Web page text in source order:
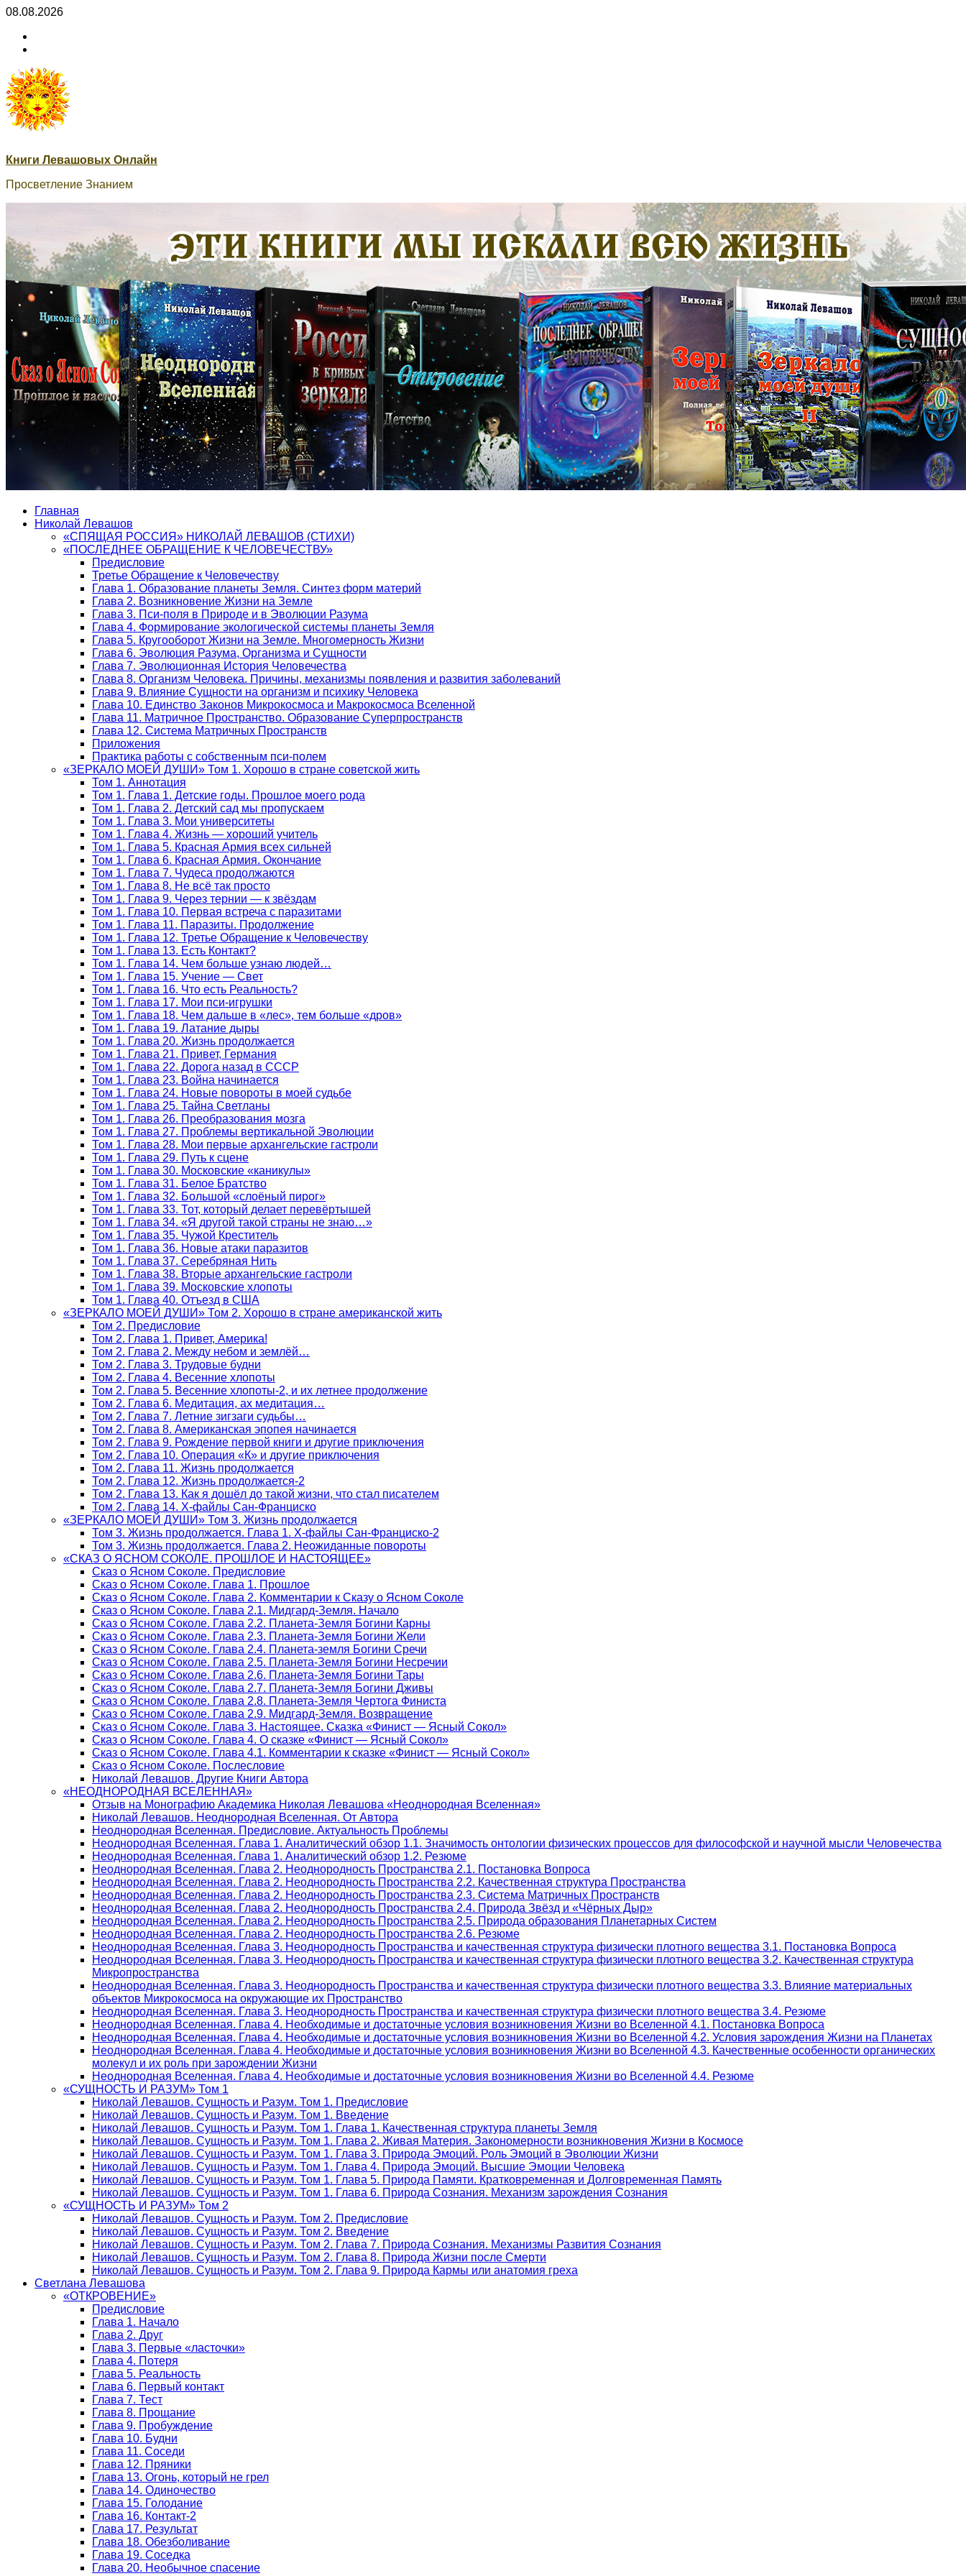
Skip
content
08.08.2026
Книги Левашовых Онлайн
Просветление Знанием
Главная
Николай Левашов
«СПЯЩАЯ РОССИЯ» НИКОЛАЙ ЛЕВАШОВ (СТИХИ)
«ПОСЛЕДНЕЕ ОБРАЩЕНИЕ К ЧЕЛОВЕЧЕСТВУ»
Предисловие
Третье Обращение к Человечеству
Глава 1. Образование планеты Земля. Синтез форм материй
Глава 2. Возникновение Жизни на Земле
Глава 3. Пси-поля в Природе и в Эволюции Разума
Глава 4. Формирование экологической системы планеты Земля
Глава 5. Кругооборот Жизни на Земле. Многомерность Жизни
Глава 6. Эволюция Разума, Организма и Сущности
Глава 7. Эволюционная История Человечества
Глава 8. Организм Человека. Причины, механизмы появления и развития заболеваний
Глава 9. Влияние Сущности на организм и психику Человека
Глава 10. Единство Законов Микрокосмоса и Макрокосмоса Вселенной
Глава 11. Матричное Пространство. Образование Суперпространств
Глава 12. Система Матричных Пространств
Приложения
Практика работы с собственным пси-полем
«ЗЕРКАЛО МОЕЙ ДУШИ» Том 1. Хорошо в стране советской жить
Том 1. Аннотация
Том 1. Глава 1. Детские годы. Прошлое моего рода
Том 1. Глава 2. Детский сад мы пропускаем
Том 1. Глава 3. Мои университеты
Том 1. Глава 4. Жизнь — хороший учитель
Том 1. Глава 5. Красная Армия всех сильней
Том 1. Глава 6. Красная Армия. Окончание
Том 1. Глава 7. Чудеса продолжаются
Том 1. Глава 8. Не всё так просто
Том 1. Глава 9. Через тернии — к звёздам
Том 1. Глава 10. Первая встреча с паразитами
Том 1. Глава 11. Паразиты. Продолжение
Том 1. Глава 12. Третье Обращение к Человечеству
Том 1. Глава 13. Есть Контакт?
Том 1. Глава 14. Чем больше узнаю людей…
Том 1. Глава 15. Учение — Свет
Том 1. Глава 16. Что есть Реальность?
Том 1. Глава 17. Мои пси-игрушки
Том 1. Глава 18. Чем дальше в «лес», тем больше «дров»
Том 1. Глава 19. Латание дыры
Том 1. Глава 20. Жизнь продолжается
Том 1. Глава 21. Привет, Германия
Том 1. Глава 22. Дорога назад в СССР
Том 1. Глава 23. Война начинается
Том 1. Глава 24. Новые повороты в моей судьбе
Том 1. Глава 25. Тайна Светланы
Том 1. Глава 26. Преобразования мозга
Том 1. Глава 27. Проблемы вертикальной Эволюции
Том 1. Глава 28. Мои первые архангельские гастроли
Том 1. Глава 29. Путь к сцене
Том 1. Глава 30. Московские «каникулы»
Том 1. Глава 31. Белое Братство
Том 1. Глава 32. Большой «слоёный пирог»
Том 1. Глава 33. Тот, который делает перевёртышей
Том 1. Глава 34. «Я другой такой страны не знаю…»
Том 1. Глава 35. Чужой Креститель
Том 1. Глава 36. Новые атаки паразитов
Том 1. Глава 37. Серебряная Нить
Том 1. Глава 38. Вторые архангельские гастроли
Том 1. Глава 39. Московские хлопоты
Том 1. Глава 40. Отъезд в США
«ЗЕРКАЛО МОЕЙ ДУШИ» Том 2. Хорошо в стране американской жить
Том 2. Предисловие
Том 2. Глава 1. Привет, Америка!
Том 2. Глава 2. Между небом и землёй…
Том 2. Глава 3. Трудовые будни
Том 2. Глава 4. Весенние хлопоты
Том 2. Глава 5. Весенние хлопоты-2, и их летнее продолжение
Том 2. Глава 6. Медитация, ах медитация…
Том 2. Глава 7. Летние зигзаги судьбы…
Том 2. Глава 8. Американская эпопея начинается
Том 2. Глава 9. Рождение первой книги и другие приключения
Том 2. Глава 10. Операция «К» и другие приключения
Том 2. Глава 11. Жизнь продолжается
Том 2. Глава 12. Жизнь продолжается-2
Том 2. Глава 13. Как я дошёл до такой жизни, что стал писателем
Том 2. Глава 14. Х-файлы Сан-Франциско
«ЗЕРКАЛО МОЕЙ ДУШИ» Том 3. Жизнь продолжается
Том 3. Жизнь продолжается. Глава 1. Х-файлы Сан-Франциско-2
Том 3. Жизнь продолжается. Глава 2. Неожиданные повороты
«СКАЗ О ЯСНОМ СОКОЛЕ. ПРОШЛОЕ И НАСТОЯЩЕЕ»
Сказ о Ясном Соколе. Предисловие
Сказ о Ясном Соколе. Глава 1. Прошлое
Сказ о Ясном Соколе. Глава 2. Комментарии к Сказу о Ясном Соколе
Сказ о Ясном Соколе. Глава 2.1. Мидгард-Земля. Начало
Сказ о Ясном Соколе. Глава 2.2. Планета-Земля Богини Карны
Сказ о Ясном Соколе. Глава 2.3. Планета-Земля Богини Жели
Сказ о Ясном Соколе. Глава 2.4. Планета-земля Богини Сречи
Сказ о Ясном Соколе. Глава 2.5. Планета-Земля Богини Несречии
Сказ о Ясном Соколе. Глава 2.6. Планета-Земля Богини Тары
Сказ о Ясном Соколе. Глава 2.7. Планета-Земля Богини Дживы
Сказ о Ясном Соколе. Глава 2.8. Планета-Земля Чертога Финиста
Сказ о Ясном Соколе. Глава 2.9. Мидгард-Земля. Возвращение
Сказ о Ясном Соколе. Глава 3. Настоящее. Сказка «Финист — Ясный Сокол»
Сказ о Ясном Соколе. Глава 4. О сказке «Финист — Ясный Сокол»
Сказ о Ясном Соколе. Глава 4.1. Комментарии к сказке «Финист — Ясный Сокол»
Сказ о Ясном Соколе. Послесловие
Николай Левашов. Другие Книги Автора
«НЕОДНОРОДНАЯ ВСЕЛЕННАЯ»
Отзыв на Монографию Академика Николая Левашова «Неоднородная Вселенная»
Николай Левашов. Неоднородная Вселенная. От Автора
Неоднородная Вселенная. Предисловие. Актуальность Проблемы
Неоднородная Вселенная. Глава 1. Аналитический обзор 1.1. Значимость онтологии физических процессов для философской и научной мысли Человечества
Неоднородная Вселенная. Глава 1. Аналитический обзор 1.2. Резюме
Неоднородная Вселенная. Глава 2. Неоднородность Пространства 2.1. Постановка Вопроса
Неоднородная Вселенная. Глава 2. Неоднородность Пространства 2.2. Качественная структура Пространства
Неоднородная Вселенная. Глава 2. Неоднородность Пространства 2.3. Система Матричных Пространств
Неоднородная Вселенная. Глава 2. Неоднородность Пространства 2.4. Природа Звёзд и «Чёрных Дыр»
Неоднородная Вселенная. Глава 2. Неоднородность Пространства 2.5. Природа образования Планетарных Систем
Неоднородная Вселенная. Глава 2. Неоднородность Пространства 2.6. Резюме
Неоднородная Вселенная. Глава 3. Неоднородность Пространства и качественная структура физически плотного вещества 3.1. Постановка Вопроса
Неоднородная Вселенная. Глава 3. Неоднородность Пространства и качественная структура физически плотного вещества 3.2. Качественная структура
Микропространства
Неоднородная Вселенная. Глава 3. Неоднородность Пространства и качественная структура физически плотного вещества 3.3. Влияние материальных
объектов Микрокосмоса на окружающие их Пространство
Неоднородная Вселенная. Глава 3. Неоднородность Пространства и качественная структура физически плотного вещества 3.4. Резюме
Неоднородная Вселенная. Глава 4. Необходимые и достаточные условия возникновения Жизни во Вселенной 4.1. Постановка Вопроса
Неоднородная Вселенная. Глава 4. Необходимые и достаточные условия возникновения Жизни во Вселенной 4.2. Условия зарождения Жизни на Планетах
Неоднородная Вселенная. Глава 4. Необходимые и достаточные условия возникновения Жизни во Вселенной 4.3. Качественные особенности органических
молекул и их роль при зарождении Жизни
Неоднородная Вселенная. Глава 4. Необходимые и достаточные условия возникновения Жизни во Вселенной 4.4. Резюме
«СУЩНОСТЬ И РАЗУМ» Том 1
Николай Левашов. Сущность и Разум. Том 1. Предисловие
Николай Левашов. Сущность и Разум. Том 1. Введение
Николай Левашов. Сущность и Разум. Том 1. Глава 1. Качественная структура планеты Земля
Николай Левашов. Сущность и Разум. Том 1. Глава 2. Живая Материя. Закономерности возникновения Жизни в Космосе
Николай Левашов. Сущность и Разум. Том 1. Глава 3. Природа Эмоций. Роль Эмоций в Эволюции Жизни
Николай Левашов. Сущность и Разум. Том 1. Глава 4. Природа Эмоций. Высшие Эмоции Человека
Николай Левашов. Сущность и Разум. Том 1. Глава 5. Природа Памяти. Кратковременная и Долговременная Память
Николай Левашов. Сущность и Разум. Том 1. Глава 6. Природа Сознания. Механизм зарождения Сознания
«СУЩНОСТЬ И РАЗУМ» Том 2
Николай Левашов. Сущность и Разум. Том 2. Предисловие
Николай Левашов. Сущность и Разум. Том 2. Введение
Николай Левашов. Сущность и Разум. Том 2. Глава 7. Природа Сознания. Механизмы Развития Сознания
Николай Левашов. Сущность и Разум. Том 2. Глава 8. Природа Жизни после Смерти
Николай Левашов. Сущность и Разум. Том 2. Глава 9. Природа Кармы или анатомия греха
Светлана Левашова
«ОТКРОВЕНИЕ»
Предисловие
Глава 1. Начало
Глава 2. Друг
Глава 3. Первые «ласточки»
Глава 4. Потеря
Глава 5. Реальность
Глава 6. Первый контакт
Глава 7. Тест
Глава 8. Прощание
Глава 9. Пробуждение
Глава 10. Будни
Глава 11. Соседи
Глава 12. Пряники
Глава 13. Огонь, который не грел
Глава 14. Одиночество
Глава 15. Голодание
Глава 16. Контакт-2
Глава 17. Результат
Глава 18. Обезболивание
Глава 19. Соседка
Глава 20. Необычное спасение